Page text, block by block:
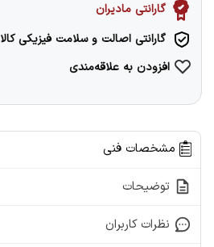
گارانتی مادیران
گارانتی اصالت و سلامت فیزیکی کالا
افزودن به علاقه‌مندی
مشخصات فنی
توضیحات
نظرات کاربران